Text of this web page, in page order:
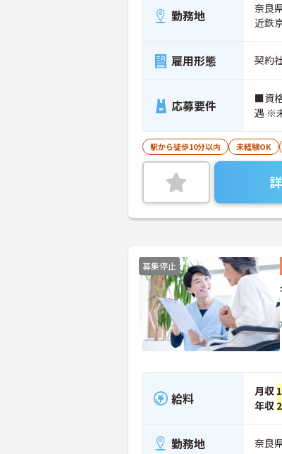
勤務地
奈良
近鉄
雇用形態 契約
応募要件
■資
遇 ※
駅から徒歩10分以内 未経験OK
募集停止
給料 月収
年収
勤務地 奈良